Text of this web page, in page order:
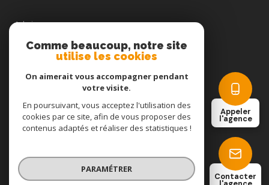
Appeler
l'agence
Contacter
Admin
Nos honoraires
Cookies
© 2026 | Tous droits réservés
Comme beaucoup, notre site
utilise les cookies
On aimerait vous accompagner pendant
votre visite.
En poursuivant, vous acceptez l'utilisation des
cookies par ce site, afin de vous proposer des
contenus adaptés et réaliser des statistiques !
PARAMÉTRER